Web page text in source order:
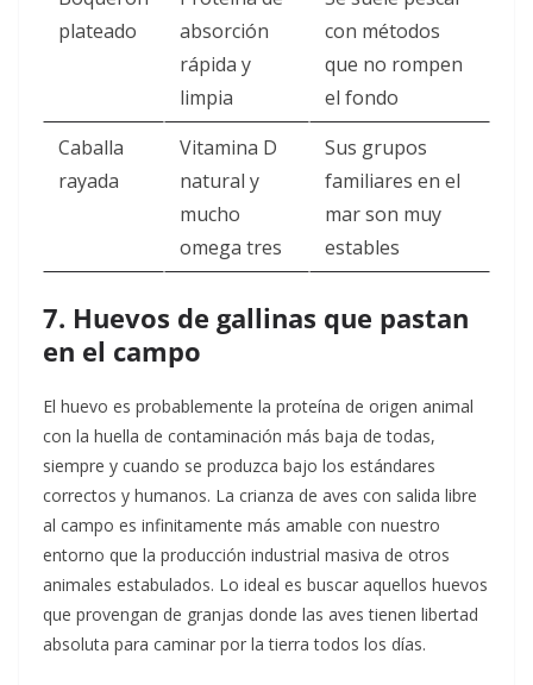
plateado
absorción
rápida y
limpia
con métodos
que no rompen
el fondo
Caballa
rayada
Vitamina D
natural y
mucho
omega tres
Sus grupos
familiares en el
mar son muy
estables
7. Huevos de gallinas que pastan
en el campo
El huevo es probablemente la proteína de origen animal
con la huella de contaminación más baja de todas,
siempre y cuando se produzca bajo los estándares
correctos y humanos. La crianza de aves con salida libre
al campo es infinitamente más amable con nuestro
entorno que la producción industrial masiva de otros
animales estabulados. Lo ideal es buscar aquellos huevos
que provengan de granjas donde las aves tienen libertad
absoluta para caminar por la tierra todos los días.